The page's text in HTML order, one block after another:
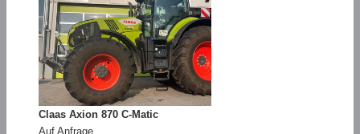
Claas Axion 870 C-Matic
Auf Anfrage